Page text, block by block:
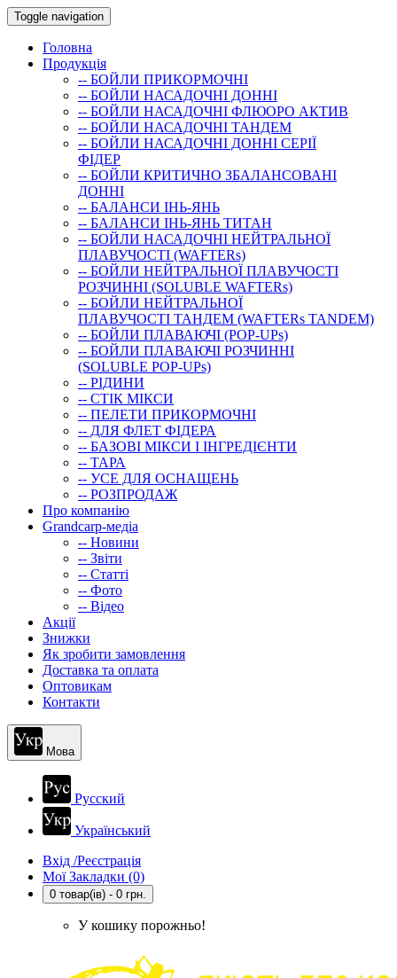
Toggle navigation
Головна
Продукція
-- БОЙЛИ ПРИКОРМОЧНI
-- БОЙЛИ НАСАДОЧНI ДОННI
-- БОЙЛИ НАСАДОЧНІ ФЛЮОРО АКТИВ
-- БОЙЛИ НАСАДОЧНІ ТАНДЕМ
-- БОЙЛИ НАСАДОЧНI ДОННI СЕРIÏ
ФIДЕР
-- БОЙЛИ КРИТИЧНО ЗБАЛАНСОВАНІ
ДОННІ
-- БАЛАНСИ ІНЬ-ЯНЬ
-- БАЛАНСИ ІНЬ-ЯНЬ ТИТАН
-- БОЙЛИ НАСАДОЧНI НЕЙТРАЛЬНОÏ
ПЛАВУЧОСТI (WAFTERs)
-- БОЙЛИ НЕЙТРАЛЬНОЇ ПЛАВУЧОСТІ
РОЗЧИННІ (SOLUBLE WAFTERs)
-- БОЙЛИ НЕЙТРАЛЬНОЇ
ПЛАВУЧОСТІ ТАНДЕМ (WAFTERs TANDEM)
-- БОЙЛИ ПЛАВАЮЧІ (POP-UPs)
-- БОЙЛИ ПЛАВАЮЧI РОЗЧИННI
(SOLUBLE POP-UPs)
-- РIДИНИ
-- СТIК МIКСИ
-- ПЕЛЕТИ ПРИКОРМОЧНІ
-- ДЛЯ ФЛЕТ ФІДЕРА
-- БАЗОВІ МІКСИ І ІНГРЕДІЄНТИ
-- ТАРА
-- УСЕ ДЛЯ ОСНАЩЕНЬ
-- РОЗПРОДАЖ
Про компанію
Grandcarp-медіа
-- Новини
-- Звіти
-- Статті
-- Фото
-- Відео
Акції
Знижки
Як зробити замовлення
Доставка та оплата
Оптовикам
Контакти
Мова
Русский
Український
Вхід /Реєстрація
Мої Закладки (0)
0 товар(ів) - 0 грн.
У кошику порожньо!